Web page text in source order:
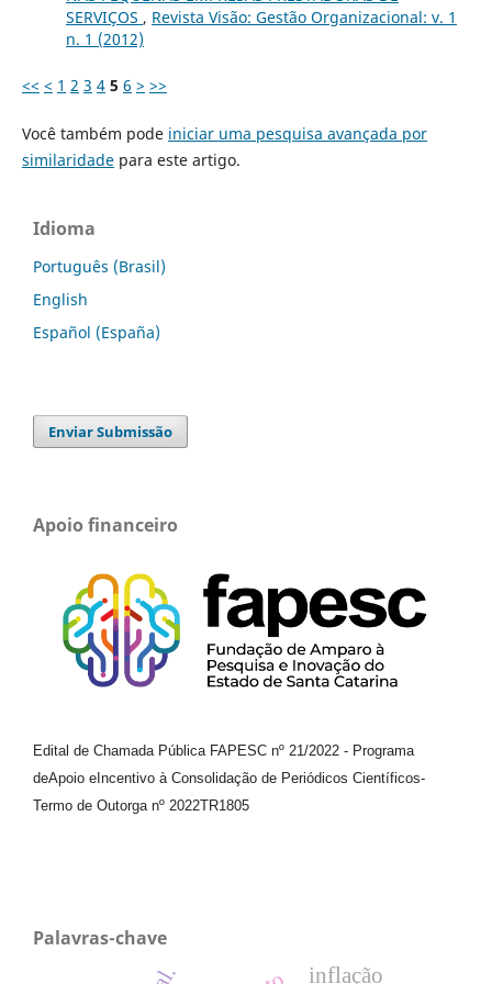
SERVIÇOS , Revista Visão: Gestão Organizacional: v. 1
n. 1 (2012)
<< < 1 2 3 4 5 6 > >>
Você também pode iniciar uma pesquisa avançada por
similaridadepara este artigo.
Idioma
Português (Brasil)
English
Español (España)
Enviar Submissão
Apoio financeiro
Edital de Chamada Pública FAPESC nº 21/2022 - Programa
deApoio e Incentivo à Consolidação de Periódicos Científicos-
Termo de Outorga nº 2022TR1805
Palavras-chave
inflação